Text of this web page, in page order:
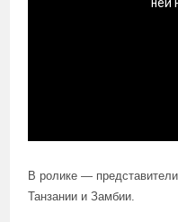
В ролике —
Танзании и Замбии.